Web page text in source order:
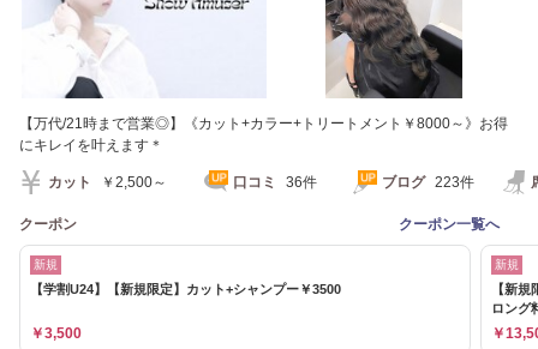
【万代/21時まで営業◎】《カット+カラー+トリートメント￥8000～》お得
にキレイを叶えます＊
カット ￥2,500～ 口コミ 36件 ブログ 223件
クーポン クーポン一覧へ
新規
【学割U24】【新規限定】カット+シャンプー￥3500
￥3,500
新規
【新
ロング
￥